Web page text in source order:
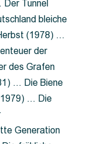
Tunnel
bleiche
(1978) …
der
des Grafen
… Die Biene
… Die
Generation